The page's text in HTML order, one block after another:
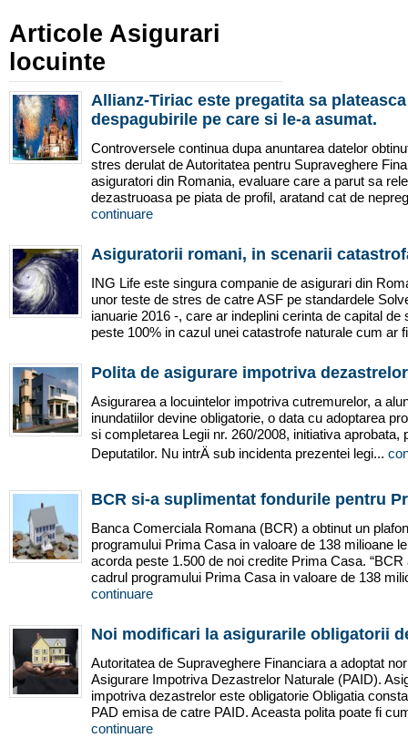
Articole Asigurari
locuinte
Allianz-Tiriac este pregatita sa
despagubirile pe care si le-a asumat.
Controversele continua dupa anuntarea datelor
stres derulat de Autoritatea pentru Supraveghere
asiguratori din Romania, evaluare care a parut sa
dezastruoasa pe piata de profil, aratand cat de
continuare
Asiguratorii romani, in scenarii
ING Life este singura companie de asigurari din
unor teste de stres de catre ASF pe standardele
ianuarie 2016 -, care ar indeplini cerinta de capital de
peste 100% in cazul unei catastrofe naturale cum ar
Polita de asigurare impotriva
Asigurarea a locuintelor impotriva cutremurelor, a
inundatiilor devine obligatorie, o data cu adoptarea
si completarea Legii nr. 260/2008, initiativa aprobata,
Deputatilor. Nu intrÄ sub incidenta prezentei legi...
BCR si-a suplimentat fondurile pentru
Banca Comerciala Romana (BCR) a obtinut un
programului Prima Casa in valoare de 138 milioane
acorda peste 1.500 de noi credite Prima Casa.
cadrul programului Prima Casa in valoare de 138
continuare
Noi modificari la asigurarile obligatorii
Autoritatea de Supraveghere Financiara a adoptat
Asigurare Impotriva Dezastrelor Naturale (PAID).
impotriva dezastrelor este obligatorie Obligatia
PAD emisa de catre PAID. Aceasta polita poate fi
continuare